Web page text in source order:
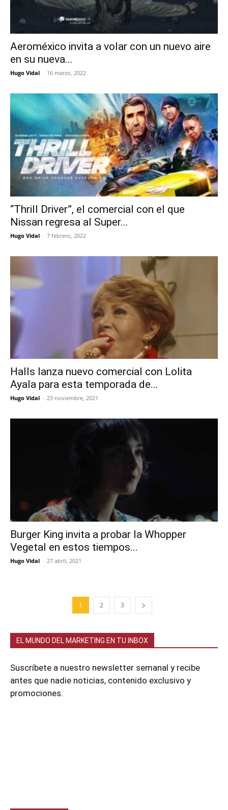
Aeroméxico invita a volar con un nuevo aire
en su nueva...
Hugo Vidal - 16 marzo, 2022
“Thrill Driver”, el comercial con el que
Nissan regresa al Super...
Hugo Vidal - 7 febrero, 2022
Halls lanza nuevo comercial con Lolita
Ayala para esta temporada de...
Hugo Vidal - 23 noviembre, 2021
Burger King invita a probar la Whopper
Vegetal en estos tiempos...
Hugo Vidal - 27 abril, 2021
1 2 3
EL MUNDO DEL MARKETING EN TU INBOX
Suscríbete a nuestro newsletter semanal y recibe
antes que nadie noticias, contenido exclusivo y
promociones.